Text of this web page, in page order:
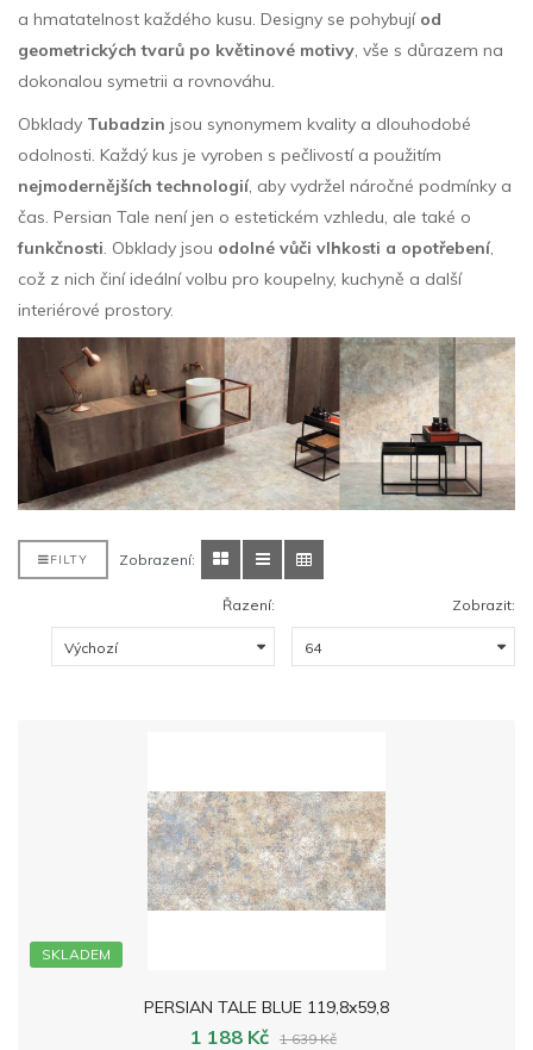
a hmatatelnost každého kusu. Designy se pohybují od
geometrických tvarů po květinové motivy, vše s důrazem na
dokonalou symetrii a rovnováhu.
Obklady Tubadzin jsou synonymem kvality a dlouhodobé
odolnosti. Každý kus je vyroben s pečlivostí a použitím
nejmodernějších technologií, aby vydržel náročné podmínky a
čas. Persian Tale není jen o estetickém vzhledu, ale také o
funkčnosti. Obklady jsou odolné vůči vlhkosti a opotřebení,
což z nich činí ideální volbu pro koupelny, kuchyně a další
interiérové prostory.
FILTY Zobrazení:
Řazení: Zobrazit:
SKLADEM
PERSIAN TALE BLUE 119,8x59,8
1 188 Kč 1 639 Kč